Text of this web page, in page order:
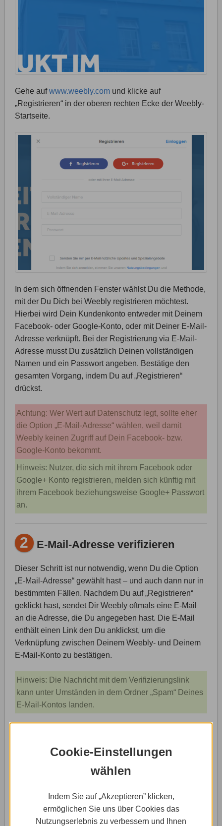
Cookie-Einstellungen
wählen
Indem Sie auf „Akzeptieren” klicken,
ermöglichen Sie uns über Cookies das
Nutzungserlebnis zu verbessern und Ihnen
Gehe aufwww.weebly.com und klicke auf
„Registrieren“ in der oberen rechten Ecke der Weebly-
Startseite.
In dem sich öffnenden Fenster wählst Du die Methode,
mit der Du Dich bei Weebly registrieren möchtest.
Hierbei wird Dein Kundenkonto entweder mit Deinem
Facebook- oder Google-Konto, oder mit Deiner E-Mail-
Adresse verknüpft. Bei der Registrierung via E-Mail-
Adresse musst Du zusätzlich Deinen vollständigen
Namen und ein Passwort angeben. Bestätige den
gesamten Vorgang, indem Du auf „Registrieren“
drückst.
Achtung: Wer Wert auf Datenschutz legt, sollte eher
die Option „E-Mail-Adresse“ wählen, weil damit
Weebly keinen Zugriff auf Dein Facebook- bzw.
Google-Konto bekommt.
Hinweis: Nutzer, die sich mit ihrem Facebook oder
Google+ Konto registrieren, melden sich künftig mit
ihrem Facebook beziehungsweise Google+ Passwort
an.
2 E-Mail-Adresse verifizieren
Dieser Schritt ist nur notwendig, wenn Du die Option
„E-Mail-Adresse“ gewählt hast – und auch dann nur in
bestimmten Fällen. Nachdem Du auf „Registrieren“
geklickt hast, sendet Dir Weebly oftmals eine E-Mail
an die Adresse, die Du angegeben hast. Die E-Mail
enthält einen Link den Du anklickst, um die
Verknüpfung zwischen Deinem Weebly- und Deinem
E-Mail-Konto zu bestätigen.
Hinweis: Die Nachricht mit dem Verifizierungslink
kann unter Umständen in dem Ordner „Spam“ Deines
E-Mail-Kontos landen.
Einloggen - Anmelden